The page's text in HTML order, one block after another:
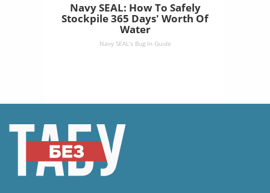
Navy SEAL: How To Safely
Stockpile 365 Days' Worth Of
Water
Navy SEAL's Bug In Guide